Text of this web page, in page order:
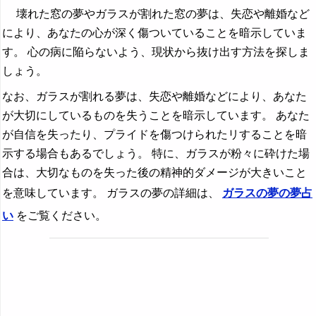
壊れた窓の夢やガラスが割れた窓の夢は、失恋や離婚など
により、あなたの心が深く傷ついていることを暗示していま
す。 心の病に陥らないよう、現状から抜け出す方法を探しま
しょう。
なお、ガラスが割れる夢は、失恋や離婚などにより、あなた
が大切にしているものを失うことを暗示しています。 あなた
が自信を失ったり、プライドを傷つけられたリすることを暗
示する場合もあるでしょう。 特に、ガラスが粉々に砕けた場
合は、大切なものを失った後の精神的ダメージが大きいこと
を意味しています。 ガラスの夢の詳細は、
ガラスの夢の夢占
い をご覧ください。